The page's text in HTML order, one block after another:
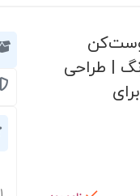
| طراحی